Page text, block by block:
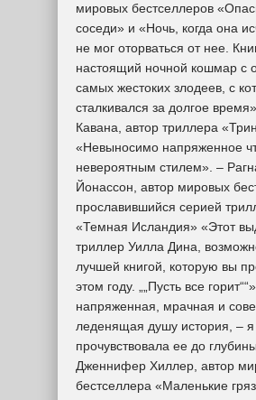
мировых бестселлеров
соседи» и «Ночь, когда она
не мог оторваться от нее.
настоящий ночной кошмар с
самых жестоких злодеев, с
сталкивался за долгое
Кавана, автор триллера
«Невыносимо напряженное
невероятным стилем». –
Йонассон, автор мировых
прославившийся серией
«Темная Исландия» «Этот
триллер Уилла Дина,
лучшей книгой, которую вы
этом году. „„Пусть все
напряженная, мрачная и
леденящая душу история, – я
прочувствовала ее до
Дженнифер Хиллер, автор
бестселлера «Маленькие